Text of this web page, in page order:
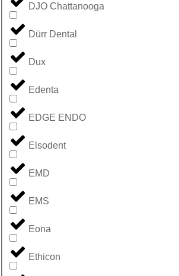
DJO Chattanooga
Dürr Dental
Dux
Edenta
EDGE ENDO
Elsodent
EMD
EMS
Eona
Ethicon